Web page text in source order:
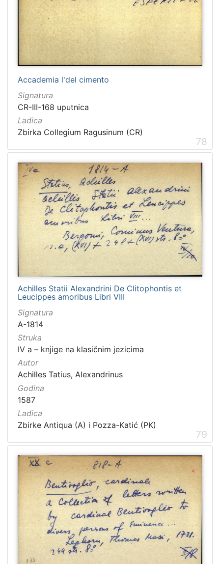
Accademia l'del cimento
Signatura
CR-III-168 uputnica
Ladica
Zbirka Collegium Ragusinum (CR)
78
Achilles Statii Alexandrini De Clitophontis et
Leucippes amoribus Libri VIII
Signatura
A-1814
Struka
IV a – knjige na klasičnim jezicima
Autor
Achilles Tatius, Alexandrinus
Godina
1587
Ladica
Zbirke Antiqua (A) i Pozza-Katić (PK)
79